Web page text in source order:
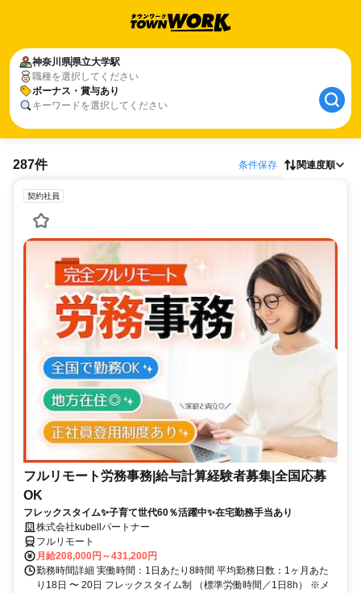
神奈川県県立大学駅
職種を選択してください
ボーナス・賞与あり
キーワードを選択してください
287件 条件保存 関連度順
契約社員
フルリモート労務事務|給与計算経験者募集|全国応募
OK
フレックスタイム✨子育て世代60％活躍中✨在宅勤務手当あり
株式会社kubellパートナー
フルリモート
月給208,000円～431,200円
勤務時間詳細 実働時間：1日あたり8時間 平均勤務日数：1ヶ月あた
り18日 〜 20日 フレックスタイム制 （標準労働時間／1日8h） ※メ